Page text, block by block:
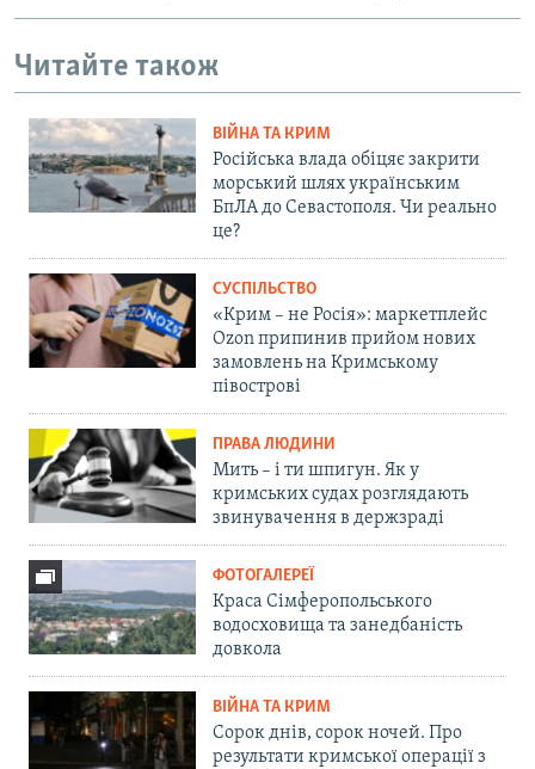
Читайте також
ВІЙНА ТА КРИМ
Російська влада обіцяє закрити
морський шлях українським
БпЛА до Севастополя. Чи реально
це?
СУСПІЛЬСТВО
«Крим – не Росія»: маркетплейс
Ozon припинив прийом нових
замовлень на Кримському
півострові
ПРАВА ЛЮДИНИ
Мить – і ти шпигун. Як у
кримських судах розглядають
звинувачення в держзраді
ФОТОГАЛЕРЕЇ
Краса Сімферопольського
водосховища та занедбаність
довкола
ВІЙНА ТА КРИМ
Сорок днів, сорок ночей. Про
результати кримської операції з